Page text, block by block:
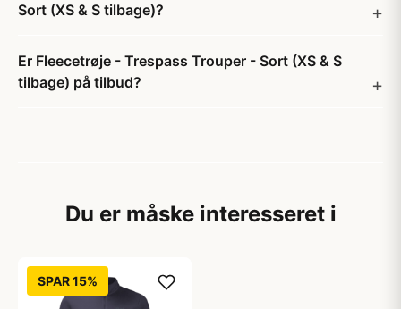
Sort (XS & S tilbage)?
Er Fleecetrøje - Trespass Trouper - Sort (XS & S
tilbage) på tilbud?
Du er måske interesseret i
SPAR 15%